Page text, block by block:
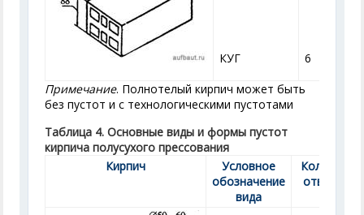
КУГ
6
Примечание. Полнотелый кирпич может быть
без пустот и с технологическими пустотами
Таблица 4. Основные виды и формы пустот
кирпича полусухого прессования
Кирпич
Условное
обозначение
вида
отверстий,